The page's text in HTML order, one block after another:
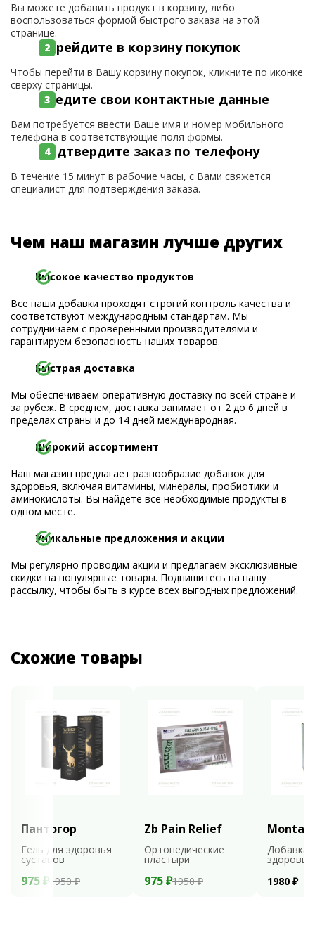
Вы можете добавить продукт в корзину, либо
воспользоваться формой быстрого заказа на этой
странице.
Перейдите в корзину покупок
Чтобы перейти в Вашу корзину покупок, кликните по иконке
сверху страницы.
Введите свои контактные данные
Вам потребуется ввести Ваше имя и номер мобильного
телефона в соответствующие поля формы.
Подтвердите заказ по телефону
В течение 15 минут в рабочие часы, с Вами свяжется
специалист для подтверждения заказа.
Чем наш магазин лучше других
Высокое качество продуктов
Все наши добавки проходят строгий контроль качества и
соответствуют международным стандартам. Мы
сотрудничаем с проверенными производителями и
гарантируем безопасность наших товаров.
Быстрая доставка
Мы обеспечиваем оперативную доставку по всей стране и
за рубеж. В среднем, доставка занимает от 2 до 6 дней в
пределах страны и до 14 дней международная.
Широкий ассортимент
Наш магазин предлагает разнообразие добавок для
здоровья, включая витамины, минералы, пробиотики и
аминокислоты. Вы найдете все необходимые продукты в
одном месте.
Уникальные предложения и акции
Мы регулярно проводим акции и предлагаем эксклюзивные
скидки на популярные товары. Подпишитесь на нашу
рассылку, чтобы быть в курсе всех выгодных предложений.
Схожие товары
Пантогор
Гель для здоровья
суставов
975 ₽ 1950 ₽
Zb Pain Relief
Ортопедические
пластыри
975 ₽1950 ₽
Добавка
здоровья
1980 ₽